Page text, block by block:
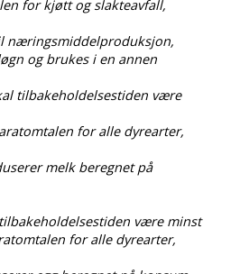
for kjøtt og slakteavfall,
næringsmiddelproduksjon,
og brukes i en annen
tilbakeholdelsestiden være
for alle dyrearter,
melk beregnet på
være minst
for alle dyrearter,